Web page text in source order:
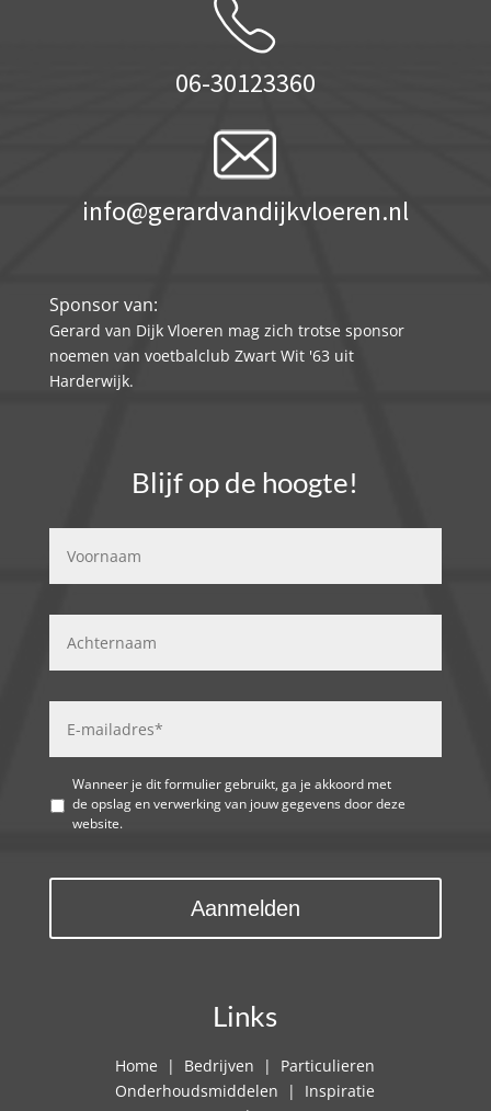
06-30123360
info@gerardvandijkvloeren.nl
Sponsor van:
Gerard van Dijk Vloeren mag zich trotse sponsor
noemen van voetbalclub Zwart Wit '63 uit
Harderwijk.
Blijf op de hoogte!
Wanneer je dit formulier gebruikt, ga je akkoord met
de opslag en verwerking van jouw gegevens door deze
website.
Links
Home | Bedrijven | Particulieren
Onderhoudsmiddelen | Inspiratie